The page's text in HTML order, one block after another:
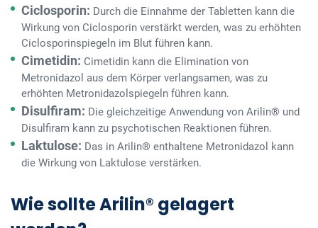
Ciclosporin: Durch die Einnahme der Tabletten kann die
Wirkung von Ciclosporin verstärkt werden, was zu erhöhten
Ciclosporinspiegeln im Blut führen kann.
Cimetidin: Cimetidin kann die Elimination von
Metronidazol aus dem Körper verlangsamen, was zu
erhöhten Metronidazolspiegeln führen kann.
Disulfiram: Die gleichzeitige Anwendung von Arilin® und
Disulfiram kann zu psychotischen Reaktionen führen.
Laktulose: Das in Arilin® enthaltene Metronidazol kann
die Wirkung von Laktulose verstärken.
Wie sollte Arilin® gelagert